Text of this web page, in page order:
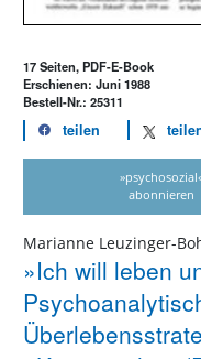
17 Seiten, PDF-E-Book
Erschienen: Juni 1988
Bestell-Nr.: 25311
teilen
abonnieren
Marianne Leuzinger-
»Ich will leben